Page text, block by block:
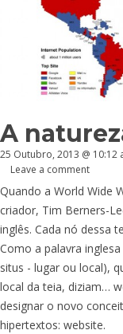
A
25 Outubro, 2013 @ 10:12
Leave a comment
Quando a World Wide
criador, Tim Berners-
inglês. Cada nó dessa
Como a palavra
situs - lugar ou local),
local da teia, diziam…
designar o novo
hipertextos: website.